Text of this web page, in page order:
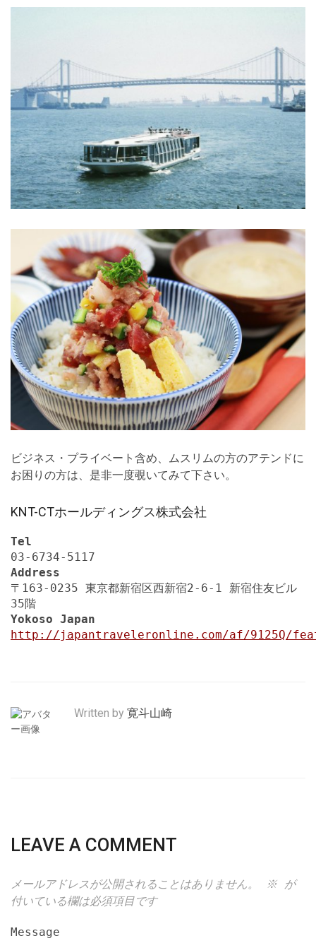
ビジネス・プライベート含め、ムスリムの方のアテンドに
お困りの方は、是非一度覗いてみて下さい。
KNT-CTホールディングス株式会社
Tel
03-6734-5117
Address
〒163-0235 東京都新宿区西新宿2-6-1 新宿住友ビル
35階
Yokoso Japan
http://japantraveleronline.com/af/9125Q/
Written by 寛斗山崎
LEAVE A COMMENT
メールアドレスが公開されることはありません。 ※ が
付いている欄は必須項目です
Message